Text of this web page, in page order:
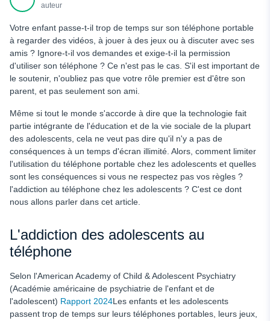
auteur
Votre enfant passe-t-il trop de temps sur son téléphone portable
à regarder des vidéos, à jouer à des jeux ou à discuter avec ses
amis ? Ignore-t-il vos demandes et exige-t-il la permission
d'utiliser son téléphone ? Ce n'est pas le cas. S'il est important de
le soutenir, n'oubliez pas que votre rôle premier est d'être son
parent, et pas seulement son ami.
Même si tout le monde s'accorde à dire que la technologie fait
partie intégrante de l'éducation et de la vie sociale de la plupart
des adolescents, cela ne veut pas dire qu'il n'y a pas de
conséquences à un temps d'écran illimité. Alors, comment limiter
l'utilisation du téléphone portable chez les adolescents et quelles
sont les conséquences si vous ne respectez pas vos règles ?
l'addiction au téléphone chez les adolescents ? C'est ce dont
nous allons parler dans cet article.
L'addiction des adolescents au
téléphone
Selon l'American Academy of Child & Adolescent Psychiatry
(Académie américaine de psychiatrie de l'enfant et de
l'adolescent) Rapport 2024Les enfants et les adolescents
passent trop de temps sur leurs téléphones portables, leurs jeux,
téléphone
Temps en famille sans téléphone
Éviter le multitâche
Journées sans téléphone
Inclure le sport
Liste de contrôle pour les parents
Conclusion